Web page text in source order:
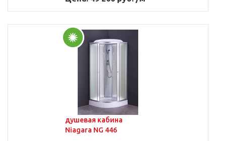
душевая кабина
Niagara NG 446